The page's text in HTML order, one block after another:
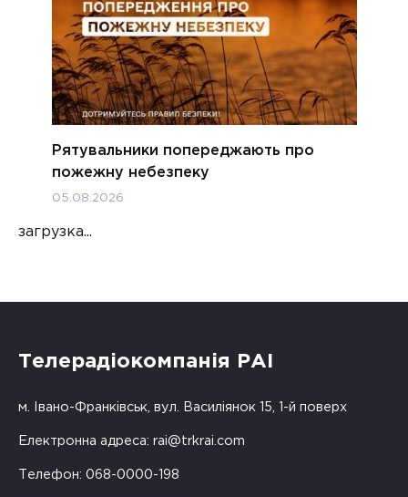
Рятувальники попереджають про
пожежну небезпеку
05.08.2026
загрузка...
Телерадіокомпанія РАІ
м. Івано-Франківськ, вул. Василіянок 15, 1-й поверх
Електронна адреса: rai@trkrai.com
Телефон: 068-0000-198